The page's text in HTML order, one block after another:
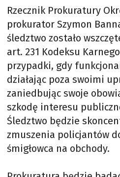
Rzecznik Prokuratury
prokurator Szymon
śledztwo zostało
art. 231 Kodeksu
przypadki, gdy
działając poza swoimi
zaniedbując swoje
szkodę interesu
Śledztwo będzie
zmuszenia policjantów
śmigłowca na obchody.